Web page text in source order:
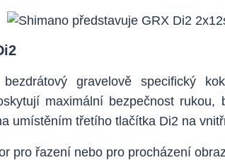
gravelově specifický
maximální bezpečnost
umístěním třetího tlačítka Di2 na
pro řazení nebo pro procházení